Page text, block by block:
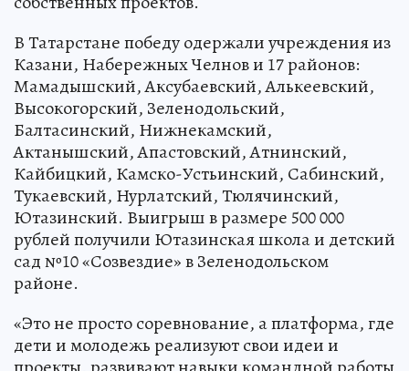
В Татарстане победу одержали учреждения из
Казани, Набережных Челнов и 17 районов:
Мамадышский, Аксубаевский, Алькеевский,
Высокогорский, Зеленодольский,
Балтасинский, Нижнекамский,
Актанышский, Апастовский, Атнинский,
Кайбицкий, Камско-Устьинский, Сабинский,
Тукаевский, Нурлатский, Тюлячинский,
Ютазинский. Выигрыш в размере 500 000
рублей получили Ютазинская школа и детский
сад №10 «Созвездие» в Зеленодольском
районе.
«Это не просто соревнование, а платформа, где
дети и молодежь реализуют свои идеи и